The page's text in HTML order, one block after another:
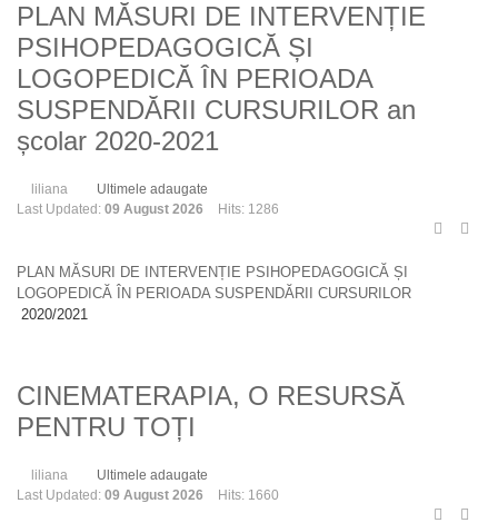
PLAN MĂSURI DE INTERVENȚIE
PSIHOPEDAGOGICĂ ȘI
LOGOPEDICĂ ÎN PERIOADA
SUSPENDĂRII CURSURILOR an
școlar 2020-2021
liliana
Ultimele adaugate
Last Updated: 09 August 2026 Hits: 1286
PLAN MĂSURI DE INTERVENȚIE PSIHOPEDAGOGICĂ ȘI
LOGOPEDICĂ ÎN PERIOADA SUSPENDĂRII CURSURILOR
2020/2021
CINEMATERAPIA, O RESURSĂ
PENTRU TOȚI
liliana
Ultimele adaugate
Last Updated: 09 August 2026 Hits: 1660